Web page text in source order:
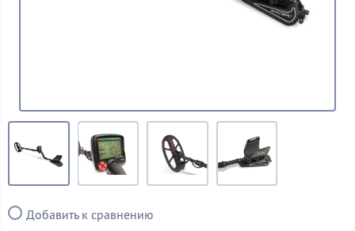
Добавить к сравнению